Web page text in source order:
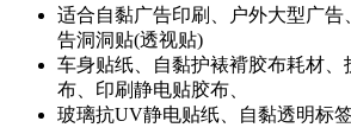
适合自黏广告印刷、户外大型广告
告洞洞贴(透视贴)
车身贴纸、自黏护裱褙胶布耗材、
布、印刷静电贴胶布、
玻璃抗UV静电贴纸、自黏透明标